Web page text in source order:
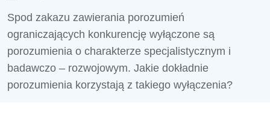
Spod zakazu zawierania porozumień
ograniczających konkurencję wyłączone są
porozumienia o charakterze specjalistycznym i
badawczo – rozwojowym. Jakie dokładnie
porozumienia korzystają z takiego wyłączenia?